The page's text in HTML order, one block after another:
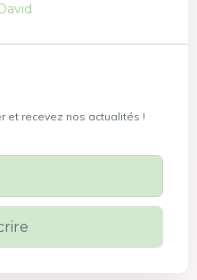
et recevez nos actualités !